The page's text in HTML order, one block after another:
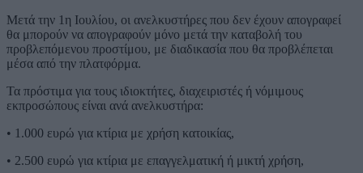
Μετά την 1η Ιουλίου, οι ανελκυστήρες που δεν έχουν απογραφεί
θα μπορούν να απογραφούν μόνο μετά την καταβολή του
προβλεπόμενου προστίμου, με διαδικασία που θα προβλέπεται
μέσα από την πλατφόρμα.
Τα πρόστιμα για τους ιδιοκτήτες, διαχειριστές ή νόμιμους
εκπροσώπους είναι ανά ανελκυστήρα:
• 1.000 ευρώ για κτίρια με χρήση κατοικίας,
• 2.500 ευρώ για κτίρια με επαγγελματική ή μικτή χρήση,